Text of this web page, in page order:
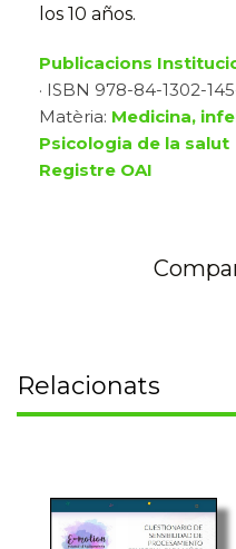
los 10 años.
Publicacions
· ISBN 978-84-1302-
Matèria: Medicina,
Psicologia de la salut
Registre OAI
Relacionats